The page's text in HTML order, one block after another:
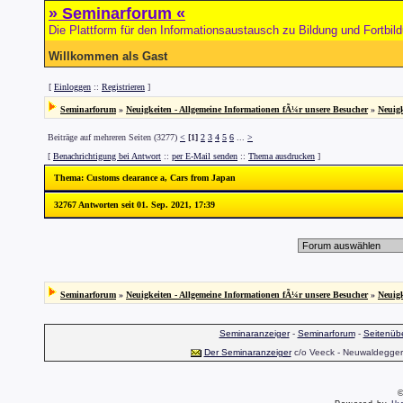
» Seminarforum «
Die Plattform für den Informationsaustausch zu Bildung und
Willkommen als Gast
[ Einloggen :: Registrieren ]
Seminarforum » Neuigkeiten - Allgemeine Informationen fÃ¼r unsere Besucher»
Beiträge auf mehreren Seiten (3277) < [1] 2 3 4 5 6
>
[ Benachrichtigung bei Antwort :: per E-Mail senden :: Thema ausdrucken ]
Thema: Customs clearance a, Cars from Japan
32767 Antworten seit 01. Sep. 2021, 17:39
Seminarforum » Neuigkeiten - Allgemeine Informationen fÃ¼r unsere Besucher»
Seminaranzeiger- Seminarforum-
Der Seminaranzeigerc/o Veeck -